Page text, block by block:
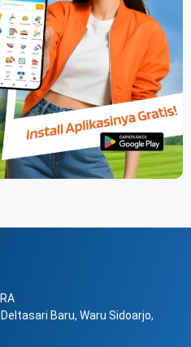
Baru, Waru Sidoarjo,